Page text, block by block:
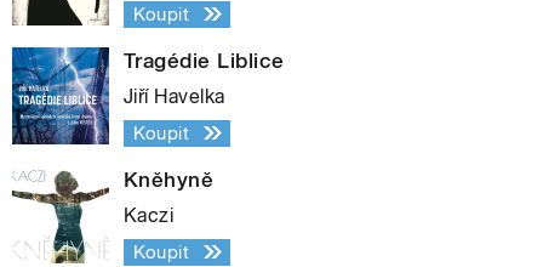
Koupit
Tragédie Liblice
Jiří Havelka
Koupit
Kněhyně
Kaczi
Koupit